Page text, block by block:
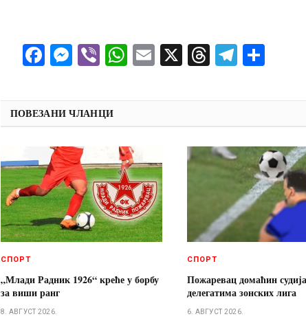
Facebook
Messenger
ViberWhatsApp
Email
X ThreadsTelegram
ПОВЕЗАНИ ЧЛАНЦИ
СПОРТ
„Млади Радник 1926“ креће у борбу
за виши ранг
8. АВГУСТ 2026.
СПОРТ
Пожаревац домаћин
делегатима зонских лига
6. АВГУСТ 2026.